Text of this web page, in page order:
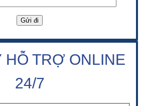
HỖ TRỢ ONLINE
24/7